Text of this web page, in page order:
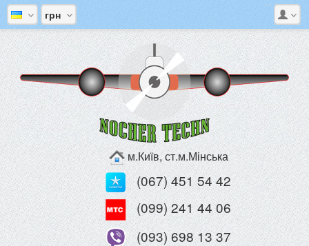
грн
м.Київ, ст.м.Мінська
(067) 451 54 42
(099) 241 44 06
(093) 698 13 37